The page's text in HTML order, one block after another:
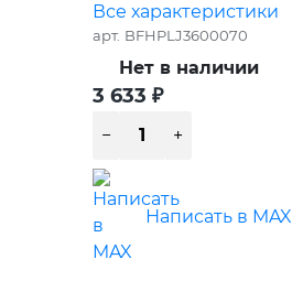
Все характеристики
арт. BFHPLJ3600070
Нет в наличии
3 633 ₽
Написать в MAX